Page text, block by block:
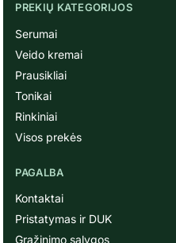
PREKIŲ KATEGORIJOS
Serumai
Veido kremai
Prausikliai
Tonikai
Rinkiniai
Visos prekės
PAGALBA
Kontaktai
Pristatymas ir DUK
Grąžinimo sąlygos